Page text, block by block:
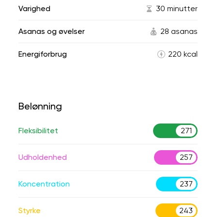
Varighed 30 minutter
Asanas og øvelser 28 asanas
Energiforbrug 220 kcal
Belønning
Fleksibilitet 271
Udholdenhed 257
Koncentration 237
Styrke 243